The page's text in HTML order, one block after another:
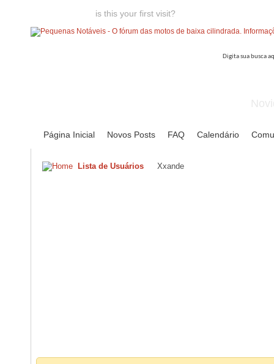
is this your first visit?
Página Inicial Novos Posts FAQ Calendário
Lista de Usuários Xxande